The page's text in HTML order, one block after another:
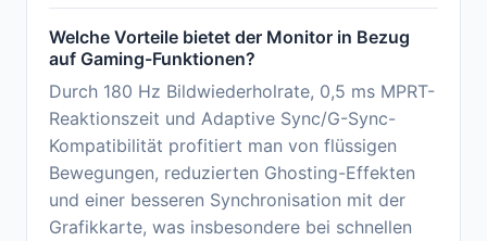
Welche Vorteile bietet der Monitor in Bezug
auf Gaming-Funktionen?
Durch 180 Hz Bildwiederholrate, 0,5 ms MPRT-
Reaktionszeit und Adaptive Sync/G-Sync-
Kompatibilität profitiert man von flüssigen
Bewegungen, reduzierten Ghosting-Effekten
und einer besseren Synchronisation mit der
Grafikkarte, was insbesondere bei schnellen